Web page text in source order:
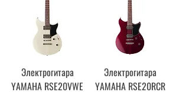
Электрогитара
YAMAHA RSE20VWE
Электрогитара
YAMAHA RSE20RCR